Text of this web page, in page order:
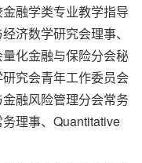
融学类专业教学指导
济数学研究会理事、
化金融与保险分会秘
究会青年工作委员会
融风险管理分会常务
理事、Quantitative